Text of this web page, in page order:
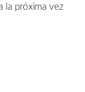
la próxima vez